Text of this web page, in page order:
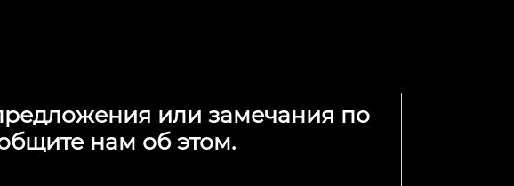
или замечания по
нам об этом.